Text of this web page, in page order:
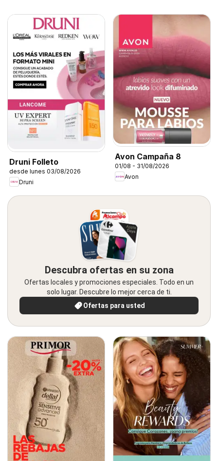
Druni Folleto
desde lunes 03/08/2026
Druni
Avon Campaña 8
01/08 - 31/08/2026
Avon
Descubra ofertas en su zona
Ofertas locales y promociones especiales. Todo en un
solo lugar. Descubre lo mejor cerca de ti.
Ofertas para usted